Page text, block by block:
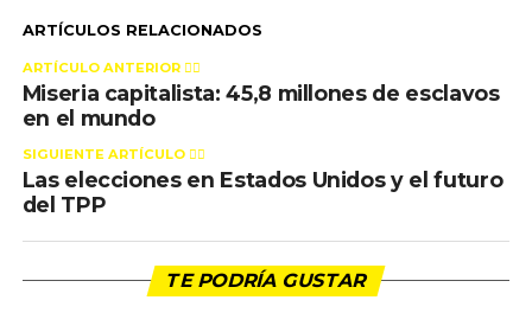
ARTÍCULOS RELACIONADOS
ARTÍCULO ANTERIOR 👉🏻
Miseria capitalista: 45,8 millones de esclavos
en el mundo
SIGUIENTE ARTÍCULO 👈🏻
Las elecciones en Estados Unidos y el futuro
del TPP
TE PODRÍA GUSTAR